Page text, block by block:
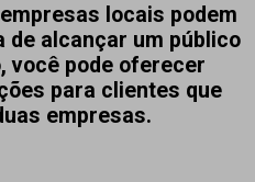
locais podem
de alcançar um público
você pode oferecer
para clientes que
empresas.